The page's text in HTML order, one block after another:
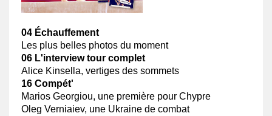
04 Échauffement
Les plus belles photos du moment
06 L'interview tour complet
Alice Kinsella, vertiges des sommets
16 Compét'
Marios Georgiou, une première pour Chypre
Oleg Verniaiev, une Ukraine de combat